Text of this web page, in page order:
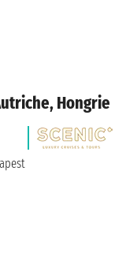
Hongrie